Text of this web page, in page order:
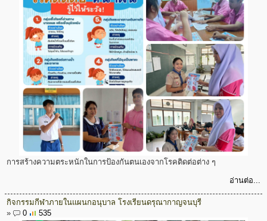
การสร้างความตระหนักในการป้องกันตนเองจากโรคติดต่อต่าง ๆ
อ่านต่อ...
กิจกรรมกีฬาภายในแผนกอนุบาล โรงเรียนดรุณากาญจนบุรี
»
0 535